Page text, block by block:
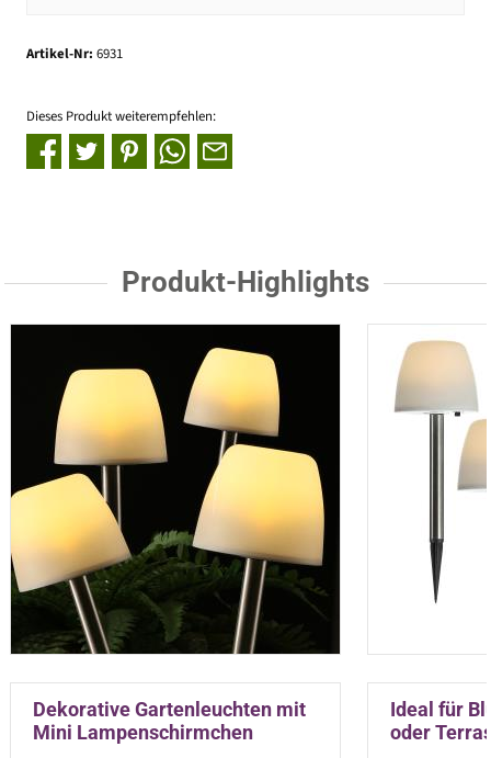
Artikel-Nr: 6931
Dieses Produkt weiterempfehlen:
Produkt-Highlights
Dekorative Gartenleuchten mit
Mini Lampenschirmchen
Ideal für
oder